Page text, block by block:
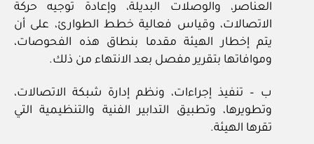
العناصر، والوصلات البديلة، وإعادة توجيه حركة
الاتصالات، وقياس فعالية خطط الطوارئ، على أن
يتم إخطار الهيئة مقدما بنطاق هذه الفحوصات،
وموافاتها بتقرير مفصل بعد الانتهاء من ذلك.
ب – تنفيذ إجراءات، ونظم إدارة شبكة الاتصالات،
وتطويرها، وتطبيق التدابير الفنية والتنظيمية التي
تقرها الهيئة.